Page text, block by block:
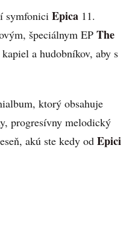
symfonici Epica 11.
špeciálnym EP The
a hudobníkov, aby s
ktorý obsahuje
progresívny melodický
akú ste kedy od Epici